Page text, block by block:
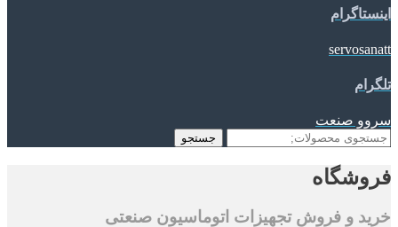
اینستاگرام
servosanatt
تلگرام
سروو صنعت
جستجو
جستجو
فروشگاه
خرید و فروش تجهیزات اتوماسیون صنعتی